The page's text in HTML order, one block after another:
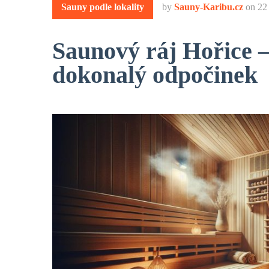
Sauny podle lokality by Sauny-Karibu.cz on
Saunový ráj Hořice
dokonalý odpočinek